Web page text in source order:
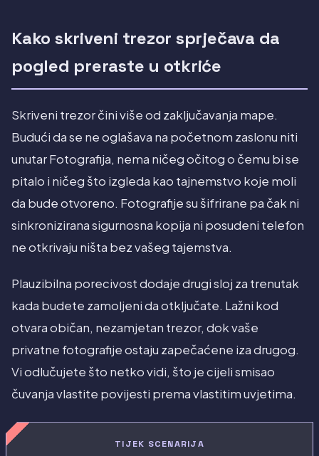
Kako skriveni trezor sprječava da
pogled preraste u otkriće
Skriveni trezor čini više od zaključavanja mape.
Budući da se ne oglašava na početnom zaslonu niti
unutar Fotografija, nema ničeg očitog o čemu bi se
pitalo i ničeg što izgleda kao tajnemstvo koje moli
da bude otvoreno. Fotografije su šifrirane pa čak ni
sinkronizirana sigurnosna kopija ni posudeni telefon
ne otkrivaju ništa bez vašeg tajemstva.
Plauzibilna porecivost dodaje drugi sloj za trenutak
kada budete zamoljeni da otključate. Lažni kod
otvara običan, nezamjetan trezor, dok vaše
privatne fotografije ostaju zapečaćene iza drugog.
Vi odlučujete što netko vidi, što je cijeli smisao
čuvanja vlastite povijesti prema vlastitim uvjetima.
TIJEK SCENARIJA